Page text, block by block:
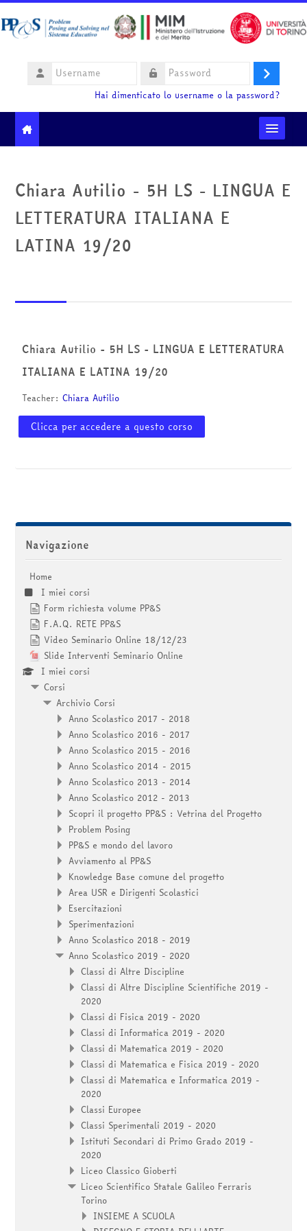
Username
Login
Hai dimenticato lo username o la password?
Ministero dell'Istruzione e del Merito
Chiara Autilio - 5H LS - LINGUA E
LETTERATURA ITALIANA E
LATINA 19/20
Chiara Autilio - 5H LS - LINGUA E LETTERATURA
ITALIANA E LATINA 19/20
Teacher:Chiara Autilio
Clicca per accedere a questo corso
Salta Navigazione
Navigazione
Home
I miei corsi
Form richiesta volume PP&S
F.A.Q. RETE PP&S
Video Seminario Online 18/12/23
Slide Interventi Seminario Online
I miei corsi
Corsi
Archivio Corsi
Anno Scolastico 2017 - 2018
Anno Scolastico 2016 - 2017
Anno Scolastico 2015 - 2016
Anno Scolastico 2014 - 2015
Anno Scolastico 2013 - 2014
Anno Scolastico 2012 - 2013
Scopri il progetto PP&S : Vetrina del Progetto
Problem Posing
PP&S e mondo del lavoro
Avviamento al PP&S
Knowledge Base comune del progetto
Area USR e Dirigenti Scolastici
Esercitazioni
Sperimentazioni
Anno Scolastico 2018 - 2019
Anno Scolastico 2019 - 2020
Classi di Altre Discipline
Classi di Altre Discipline Scientifiche 2019 -
2020
Classi di Fisica 2019 - 2020
Classi di Informatica 2019 - 2020
Classi di Matematica 2019 - 2020
Classi di Matematica e Fisica 2019 - 2020
Classi di Matematica e Informatica 2019 -
2020
Classi Europee
Classi Sperimentali 2019 - 2020
Istituti Secondari di Primo Grado 2019 -
2020
Liceo Classico Gioberti
Liceo Scientifico Statale Galileo Ferraris
Torino
INSIEME A SCUOLA